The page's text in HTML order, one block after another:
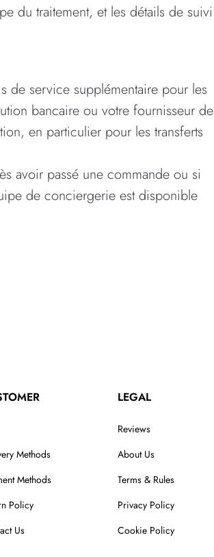
du traitement, et les détails de suivi
de service supplémentaire pour les
bancaire ou votre fournisseur de
en particulier pour les transferts
avoir passé une commande ou si
de conciergerie est disponible
Methods
Methods
Policy
Us
LEGAL
Reviews
About Us
Terms & Rules
Privacy Policy
Cookie Policy